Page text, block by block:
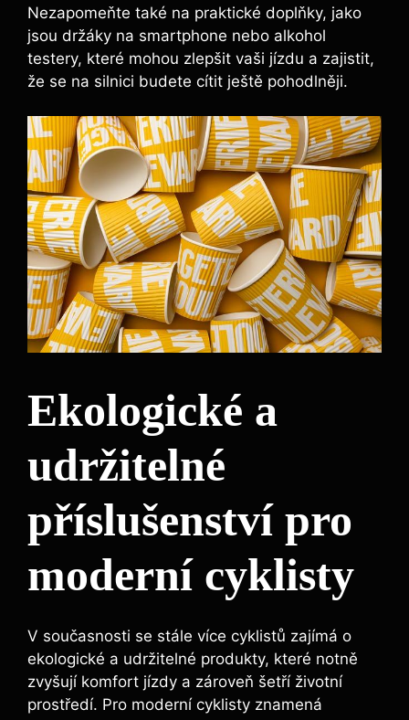
Nezapomeňte také na praktické doplňky, jako
jsou držáky na smartphone nebo alkohol
testery, které mohou zlepšit vaši jízdu a zajistit,
že se na silnici budete cítit ještě pohodlněji.
Ekologické a
udržitelné
příslušenství pro
moderní cyklisty
V současnosti se stále více cyklistů zajímá o
ekologické a udržitelné produkty, které notně
zvyšují komfort jízdy a zároveň šetří životní
prostředí. Pro moderní cyklisty znamená